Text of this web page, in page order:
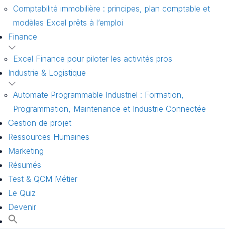
Comptabilité immobilière : principes, plan comptable et
modèles Excel prêts à l’emploi
Finance
Excel Finance pour piloter les activités pros
Industrie & Logistique
Automate Programmable Industriel : Formation,
Programmation, Maintenance et Industrie Connectée
Gestion de projet
Ressources Humaines
Marketing
Résumés
Test & QCM Métier
Le Quiz
Devenir